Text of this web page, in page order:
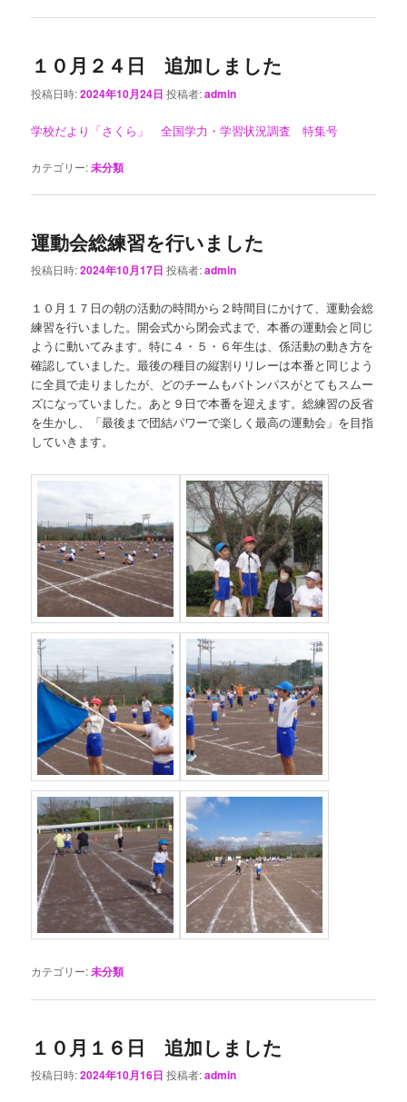
１０月２４日 追加しました
投稿日時:2024年10月24日 投稿者:admin
学校だより「さくら」 全国学力・学習状況調査 特集号
カテゴリー:未分類
運動会総練習を行いました
投稿日時:2024年10月17日 投稿者:admin
１０月１７日の朝の活動の時間から２時間目にかけて、運動会総
練習を行いました。開会式から閉会式まで、本番の運動会と同じ
ように動いてみます。特に４・５・６年生は、係活動の動き方を
確認していました。最後の種目の縦割りリレーは本番と同じよう
に全員で走りましたが、どのチームもバトンパスがとてもスムー
ズになっていました。あと９日で本番を迎えます。総練習の反省
を生かし、「最後まで団結パワーで楽しく最高の運動会」を目指
していきます。
カテゴリー:未分類
１０月１６日 追加しました
投稿日時:2024年10月16日 投稿者:admin